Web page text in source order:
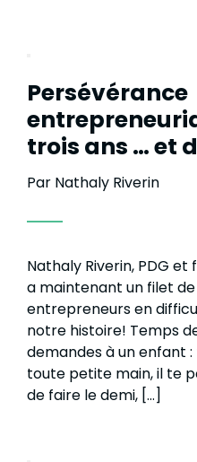
Persévérance
trois ans … et
Par Nathaly Riverin
Nathaly Riverin, PDG
a maintenant un filet
entrepreneurs en
notre histoire! Temps
demandes à un enfant
toute petite main, il te
de faire le demi, […]